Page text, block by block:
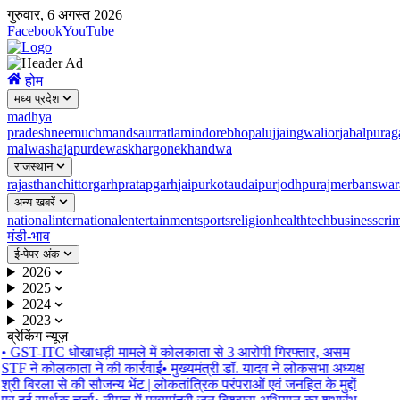
गुरुवार, 6 अगस्त 2026
FacebookYouTube
होम
मध्य प्रदेश
madhya
pradeshneemuchmandsaurratlamindorebhopalujjaingwaliorjabalpur
malwashajapurdewaskhargonekhandwa
राजस्थान
rajasthanchittorgarhpratapgarhjaipurkotaudaipurjodhpurajmer
अन्य खबरें
nationalinternationalentertainmentsportsreligionhealthtechbusiness
मंडी-भाव
ई-पेपर अंक
2026
2025
2024
2023
ब्रेकिंग न्यूज़
• GST-ITC धोखाधड़ी मामले में कोलकाता से 3 आरोपी गिरफ्तार, असम
STF ने कोलकाता ने की कार्रवाई• मुख्यमंत्री डॉ. यादव ने लोकसभा अध्यक्ष
श्री बिरला से की सौजन्य भेंट | लोकतांत्रिक परंपराओं एवं जनहित के मुद्दों